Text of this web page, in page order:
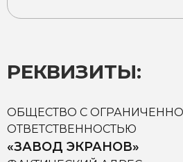
РЕКВИЗИТЫ:
ОБЩЕСТВО С
ОТВЕТСТВЕННОСТЬЮ
«ЗАВОД ЭКРАНОВ»